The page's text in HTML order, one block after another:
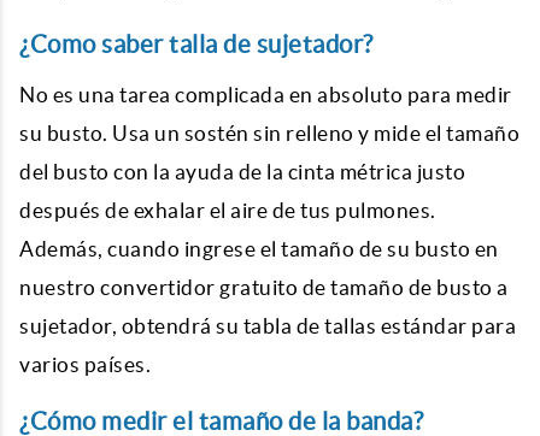
¿Como saber talla de sujetador?
No es una tarea complicada en absoluto para medir
su busto. Usa un sostén sin relleno y mide el tamaño
del busto con la ayuda de la cinta métrica justo
después de exhalar el aire de tus pulmones.
Además, cuando ingrese el tamaño de su busto en
nuestro convertidor gratuito de tamaño de busto a
sujetador, obtendrá su tabla de tallas estándar para
varios países.
¿Cómo medir el tamaño de la banda?